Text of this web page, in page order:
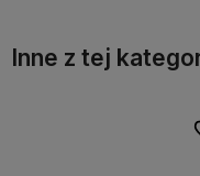
Inne z tej